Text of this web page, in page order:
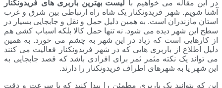
در این مقاله می خواهیم با لیست بهترین باربری های فریدونکنار
آشنا شویم. شهر فریدونکنار یک شاه راه ارتباطی بین شرق و غرب
استان مازندران است. به همین دلیل حمل و نقل و جابجایی بسیار در
سطح این شهر دیده می شود. نه تنها حمل کالا بلکه اسباب کشی هم
از کارهایی است که زیاد در این شهر به چشم می خورد. به همین
دلیل اطلاع از باربری هایی که در شهر فریدونکنار فعالیت می کنند
می تواند یک نکته مثمر ثمر برای افرادی باشد که قصد جابجایی به
این شهر یا به شهرهای اطراف فریدونکنار را دارند.
این که بتوانید یک باربری مطمئن را پیدا کنید که با سرعت و دقت